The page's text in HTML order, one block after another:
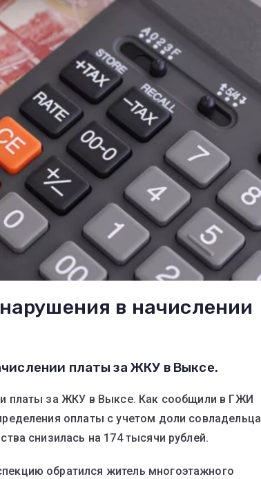
в начислении
платы за ЖКУ в Выксе.
платы за ЖКУ в Выксе. Как сообщили в ГЖИ
оплаты с учетом доли совладельца
снизилась на 174 тысячи рублей.
обратился житель многоэтажного